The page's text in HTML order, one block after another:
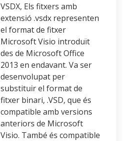
VSDX, Els fitxers amb
extensió .vsdx representen
el format de fitxer
Microsoft Visio introduït
des de Microsoft Office
2013 en endavant. Va ser
desenvolupat per
substituir el format de
fitxer binari, .VSD, que és
compatible amb versions
anteriors de Microsoft
Visio. També és compatible